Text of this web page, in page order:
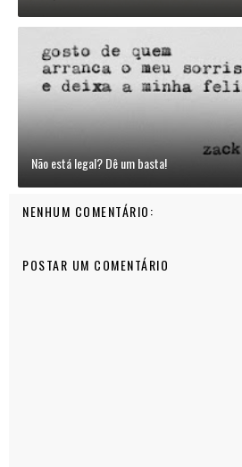
Não está legal? Dê um basta!
NENHUM COMENTÁRIO:
POSTAR UM COMENTÁRIO